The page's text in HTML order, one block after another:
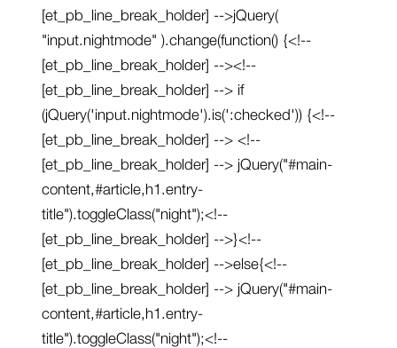
[et_pb_line_break_holder] -->jQuery(
"input.nightmode" ).change(function() {<!--
[et_pb_line_break_holder] --><!--
[et_pb_line_break_holder] --> if
(jQuery('input.nightmode').is(':checked')) {<!--
[et_pb_line_break_holder] --> <!--
[et_pb_line_break_holder] --> jQuery("#main-
content,#article,h1.entry-
title").toggleClass("night");<!--
[et_pb_line_break_holder] -->}<!--
[et_pb_line_break_holder] -->else{<!--
[et_pb_line_break_holder] --> jQuery("#main-
content,#article,h1.entry-
title").toggleClass("night");<!--